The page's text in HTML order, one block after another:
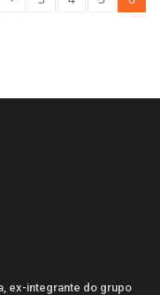
ex-integrante do grupo